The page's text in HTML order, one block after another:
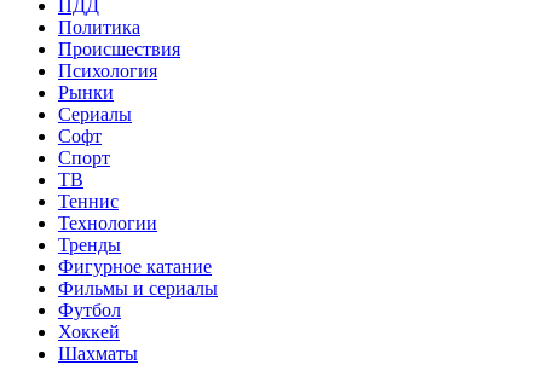
ПДД
Политика
Происшествия
Психология
Рынки
Сериалы
Софт
Спорт
ТВ
Теннис
Технологии
Тренды
Фигурное катание
Фильмы и сериалы
Футбол
Хоккей
Шахматы